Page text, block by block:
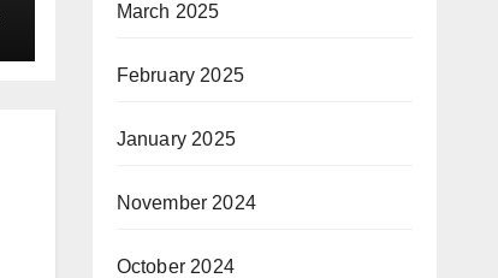
March 2025
February 2025
January 2025
November 2024
October 2024